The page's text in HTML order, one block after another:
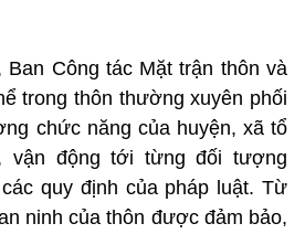
Công tác Mặt trận thôn và
trong thôn thường xuyên phối
chức năng của huyện, xã tổ
vận động tới từng đối tượng
quy định của pháp luật. Từ
ninh của thôn được đảm bảo,